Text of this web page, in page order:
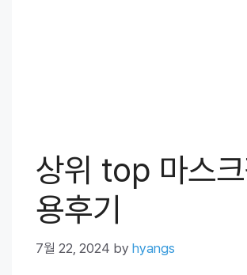
상위 top 마스
용후기
7월 22, 2024 by hyangs